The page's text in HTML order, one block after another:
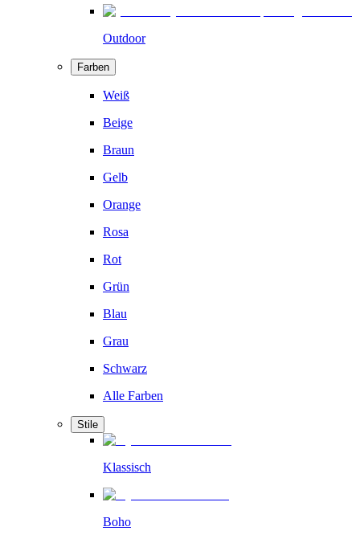
Outdoor
Farben
Weiß
Beige
Braun
Gelb
Orange
Rosa
Rot
Grün
Blau
Grau
Schwarz
Alle Farben
Stile
Klassisch
Boho